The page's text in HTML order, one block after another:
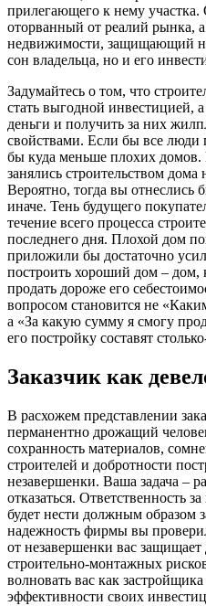
прилегающего к нему
оторванный от реалий рынка,
недвижимости, защищающий
сон владельца, но и его
Задумайтесь о том, что
стать выгодной инвестицией,
деньги и получить за них
свойствами. Если бы все люди
бы куда меньше плохих домов.
занялись строительством
Вероятно, тогда вы отнеслись
иначе. Тень будущего
течение всего процесса
последнего дня. Плохой дом
приложили бы достаточно
построить хороший дом – дом,
продать дороже его
вопросом становится не
а «За какую сумму я смогу
его постройку составят
Заказчик как
В расхожем представлении
перманентно дрожащий
сохранность материалов,
строителей и добротности
незавершенки. Ваша задача –
отказаться. Ответственность
будет нести должным образом
надежность фирмы вы
от незавершенки вас защищает
строительно-монтажных
волновать вас как
эффективности своих